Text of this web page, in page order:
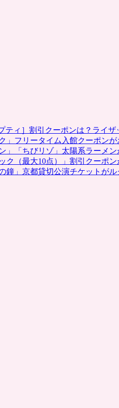
ティ］割引クーポンは？ライ
」フリータイム入館クーポン
」「ちびリゾ」太陽系ラーメ
ク（最大10点）」割引クーポ
鐘」京都貸切公演チケットが